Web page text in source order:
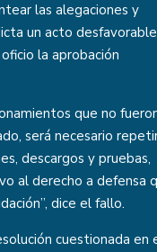
las alegaciones y
un acto desfavorable
la aprobación
que no
será necesario
descargos y pruebas,
al derecho a defensa
dice el fallo.
cuestionada en